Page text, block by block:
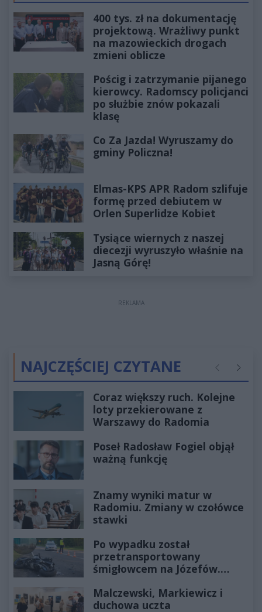
400 tys. zł na dokumentację
projektową. Wrażliwy punkt
na mazowieckich drogach
zmieni oblicze
Pościg i zatrzymanie pijanego
kierowcy. Radomscy policjanci
po służbie znów pokazali
klasę
Co Za Jazda! Wyruszamy do
gminy Policzna!
Elmas-KPS APR Radom szlifuje
formę przed debiutem w
Orlen Superlidze Kobiet
Tysiące wiernych z naszej
diecezji wyruszyło właśnie na
Jasną Górę!
REKLAMA
NAJCZĘŚCIEJ CZYTANE Poprzednie
Coraz większy ruch. Kolejne
loty przekierowane z
Warszawy do Radomia
Poseł Radosław Fogiel objął
ważną funkcję
Znamy wyniki matur w
Radomiu. Zmiany w czołówce
stawki
Po wypadku został
przetransportowany
śmigłowcem na Józefów.
Malczewski, Markiewicz i
duchowa uczta